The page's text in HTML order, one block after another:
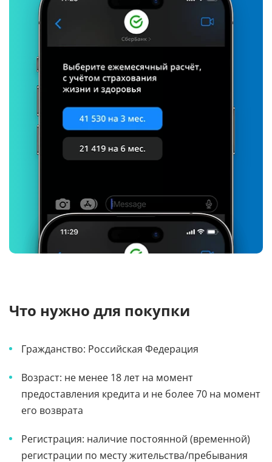
Что нужно для покупки
Гражданство: Российская Федерация
Возраст: не менее 18 лет на момент
предоставления кредита и не более 70 на момент
его возврата
Регистрация: наличие постоянной (временной)
регистрации по месту жительства/пребывания